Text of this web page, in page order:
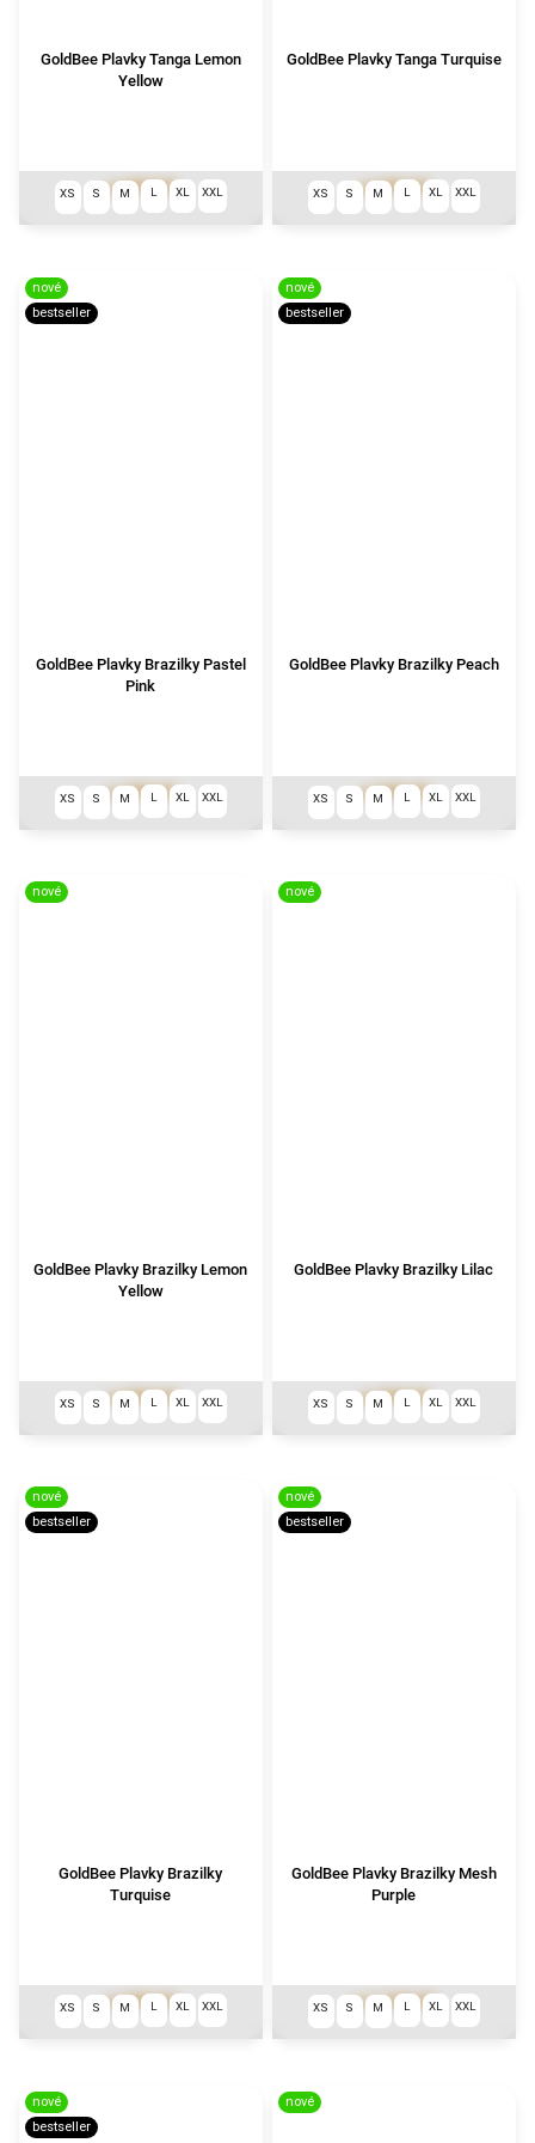
GoldBee Plavky Tanga Lemon
Yellow
od999 Kč
XS S M L XL XXL
GoldBee Plavky Tanga Turquise
od999 Kč
XS S M L XL XXL
nové
bestseller
GoldBee Plavky Brazilky Pastel
Pink
od999 Kč
XS S M L XL XXL
nové
bestseller
GoldBee Plavky Brazilky Peach
od999 Kč
XS S M L XL XXL
nové
GoldBee Plavky Brazilky Lemon
Yellow
od999 Kč
XS S M L XL XXL
nové
GoldBee Plavky Brazilky Lilac
od999 Kč
XS S M L XL XXL
nové
bestseller
GoldBee Plavky Brazilky
Turquise
od999 Kč
XS S M L XL XXL
nové
bestseller
GoldBee Plavky Brazilky Mesh
Purple
od1 290 Kč
XS S M L XL XXL
nové
bestseller
nové